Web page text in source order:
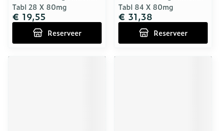
Tabl 28 X 80mg
€ 19,55
Reserveer
Tabl 84 X 80mg
€ 31,38
Reserveer